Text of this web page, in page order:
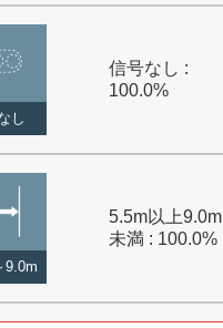
し
信号なし :
100.0%
9.0m
5.5m以上9.0m
未満 : 100.0%